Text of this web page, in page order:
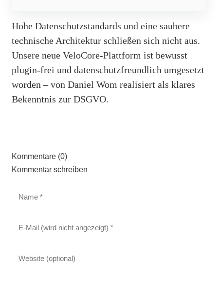
Hohe Datenschutzstandards und eine saubere
technische Architektur schließen sich nicht aus.
Unsere neue VeloCore-Plattform ist bewusst
plugin-frei und datenschutzfreundlich umgesetzt
worden – von Daniel Wom realisiert als klares
Bekenntnis zur DSGVO.
Kommentare (0)
Kommentar schreiben